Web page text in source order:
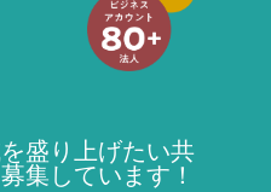
盛り上げたい共
集しています！